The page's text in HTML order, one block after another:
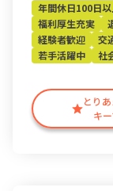
とり
キ
年間休日100日以
福利厚生充実
経験者歓迎
交
若手活躍中
社